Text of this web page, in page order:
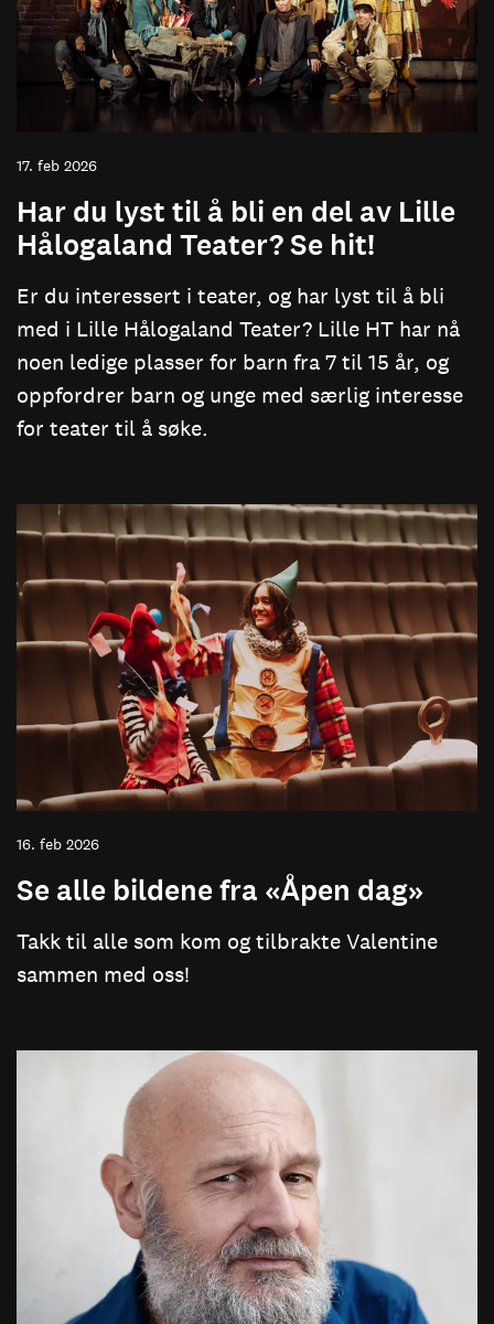
17. feb 2026
Har du lyst til å bli en del av Lille
Hålogaland Teater? Se hit!
Er du interessert i teater, og har lyst til å bli
med i Lille Hålogaland Teater? Lille HT har nå
noen ledige plasser for barn fra 7 til 15 år, og
oppfordrer barn og unge med særlig interesse
for teater til å søke.
16. feb 2026
Se alle bildene fra «Åpen dag»
Takk til alle som kom og tilbrakte Valentine
sammen med oss!